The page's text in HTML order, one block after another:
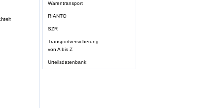
Warentransport
RIANTO
SZR
Transportversicherung
von A bis Z
Urteilsdatenbank